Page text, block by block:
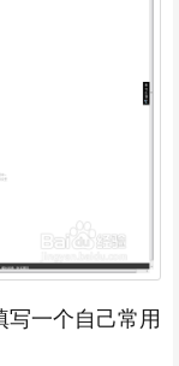
一个自己常用